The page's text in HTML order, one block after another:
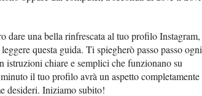
dare una bella rinfrescata al tuo profilo Instagram,
questa guida. Ti spiegherò passo passo ogni
istruzioni chiare e semplici che funzionano su
il tuo profilo avrà un aspetto completamente
desideri. Iniziamo subito!